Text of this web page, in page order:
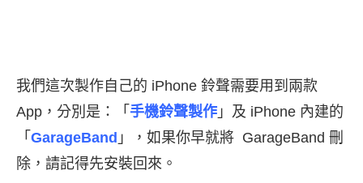
我們這次製作自己的 iPhone 鈴聲需要用到兩款
App，分別是：「 手機鈴聲製作 」及 iPhone 內建的
「 GarageBand 」，如果你早就將 GarageBand 刪
除，請記得先安裝回來。